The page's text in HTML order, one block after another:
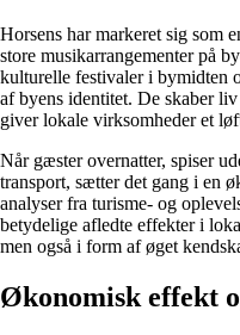
Horsens har markeret sig som
store musikarrangementer på
kulturelle festivaler i bymidten
af byens identitet. De skaber
giver lokale virksomheder et
Når gæster overnatter, spiser
transport, sætter det gang i en
analyser fra turisme- og
betydelige afledte effekter i
men også i form af øget
Økonomisk effekt